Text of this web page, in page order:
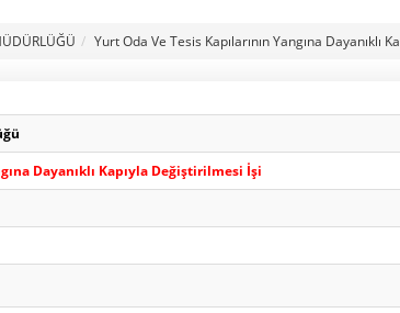
Yurt Oda Ve Tesis Kapılarının Yangına Dayanıklı Ka
Dayanıklı Kapıyla Değiştirilmesi İşi